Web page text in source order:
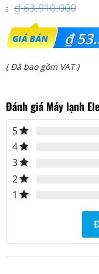
₫63.910.000
Giá
gốc
là:
₫
Giá
tại
là:
₫ 53.200.000.
( Đã bao gồm VAT )
Đánh giá Máy lạnh
5
4
3
2
1